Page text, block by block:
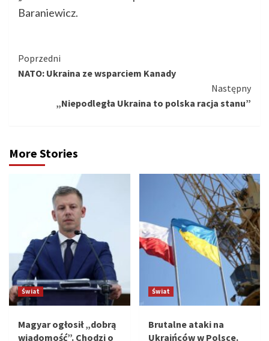
Baraniewicz.
Kontynuuj
czytanie
Poprzedni
NATO: Ukraina ze wsparciem Kanady
Następny
„Niepodległa Ukraina to polska racja stanu”
More Stories
Świat
Magyar ogłosił „dobrą
wiadomość”. Chodzi o
Świat
Brutalne ataki na
Ukraińców w Polsce.